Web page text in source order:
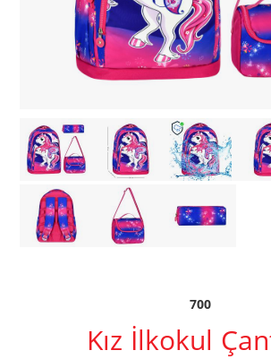
700
Kız İlkokul